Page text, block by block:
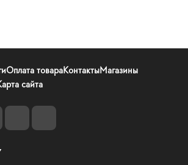
Оплата товараКонтактыМагазины
сайта